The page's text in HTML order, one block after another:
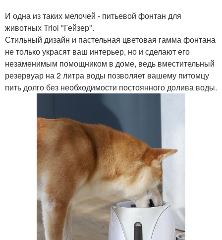
И одна из таких мелочей - питьевой фонтан для
животных Triol "Гейзер".
Стильный дизайн и пастельная цветовая гамма фонтана
не только украсят ваш интерьер, но и сделают его
незаменимым помощником в доме, ведь вместительный
резервуар на 2 литра воды позволяет вашему питомцу
пить долго без необходимости постоянного долива воды.